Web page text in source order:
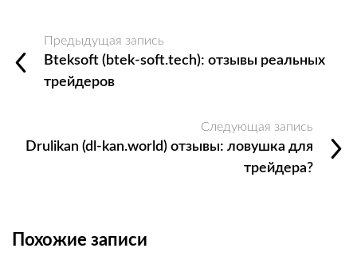
Предыдущая запись
Bteksoft (btek-soft.tech): отзывы реальных
трейдеров
Следующая запись
Drulikan (dl-kan.world) отзывы: ловушка для
трейдера?
Похожие записи